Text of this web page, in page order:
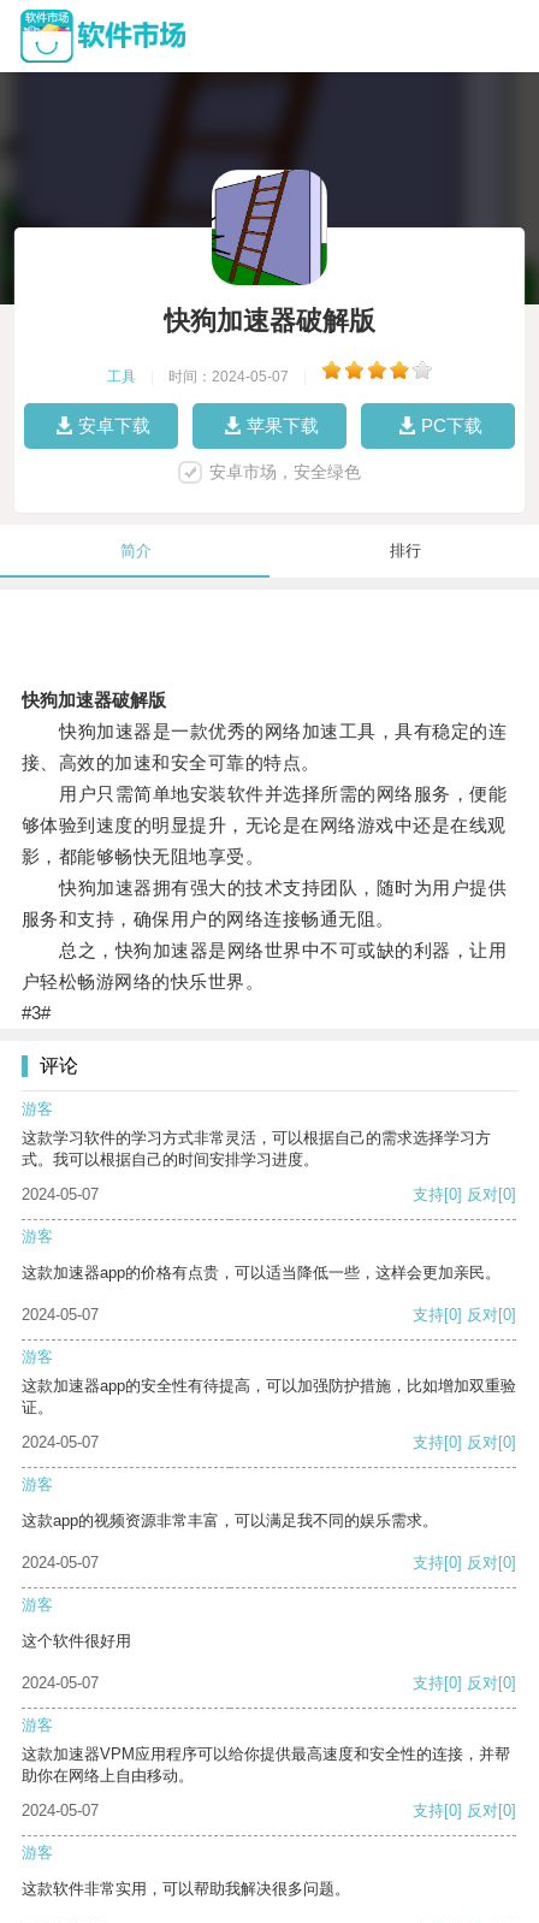
快狗加速器破解版
工具 时间：2024-05-07
安卓下载 苹果下载 PC下载
安卓市场，安全绿色
简介 排行
快狗加速器破解版
快狗加速器是一款优秀的网络加速工具，具有稳定的连
接、高效的加速和安全可靠的特点。
用户只需简单地安装软件并选择所需的网络服务，便能
够体验到速度的明显提升，无论是在网络游戏中还是在线观
影，都能够畅快无阻地享受。
快狗加速器拥有强大的技术支持团队，随时为用户提供
服务和支持，确保用户的网络连接畅通无阻。
总之，快狗加速器是网络世界中不可或缺的利器，让用
户轻松畅游网络的快乐世界。
#3#
评论
游客
这款学习软件的学习方式非常灵活，可以根据自己的需求选择学习方
式。我可以根据自己的时间安排学习进度。
2024-05-07
支持[0] 反对[0]
游客
这款加速器app的价格有点贵，可以适当降低一些，这样会更加亲民。
2024-05-07 支持[0] 反对[0]
游客
这款加速器app的安全性有待提高，可以加强防护措施，比如增加双重验
证。
2024-05-07
支持[0] 反对[0]
游客
这款app的视频资源非常丰富，可以满足我不同的娱乐需求。
2024-05-07 支持[0] 反对[0]
游客
这个软件很好用
2024-05-07 支持[0] 反对[0]
游客
这款加速器VPM应用程序可以给你提供最高速度和安全性的连接，并帮
助你在网络上自由移动。
2024-05-07
支持[0] 反对[0]
游客
这款软件非常实用，可以帮助我解决很多问题。